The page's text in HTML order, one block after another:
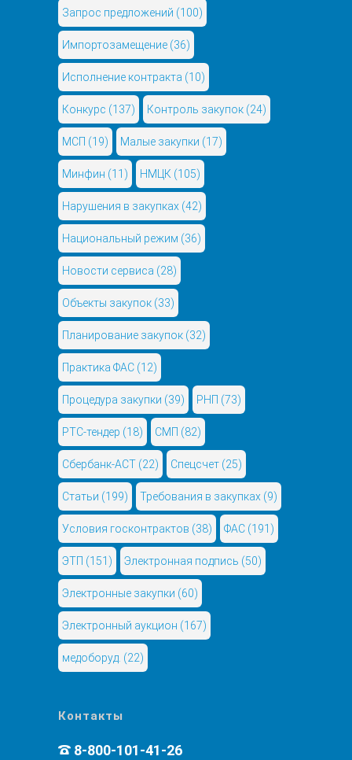
Запрос предложений (100)
Импортозамещение (36)
Исполнение контракта (10)
Конкурс (137) Контроль закупок (24)
МСП (19) Малые закупки (17)
Минфин (11) НМЦК (105)
Нарушения в закупках (42)
Национальный режим (36)
Новости сервиса (28)
Объекты закупок (33)
Планирование закупок (32)
Практика ФАС (12)
Процедура закупки (39) РНП (73)
РТС-тендер (18) СМП (82)
Сбербанк-АСТ (22) Спецсчет (25)
Статьи (199) Требования в закупках (9)
Условия госконтрактов (38) ФАС (191)
ЭТП (151) Электронная подпись (50)
Электронные закупки (60)
Электронный аукцион (167)
медоборуд. (22)
Контакты
8-800-101-41-26